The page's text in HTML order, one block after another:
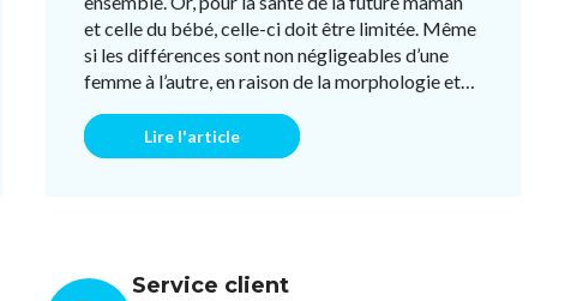
et celle du bébé, celle-ci doit être limitée. Même
si les différences sont non négligeables d’une
femme à l’autre, en raison de la morphologie et
Lire l'article
Service client